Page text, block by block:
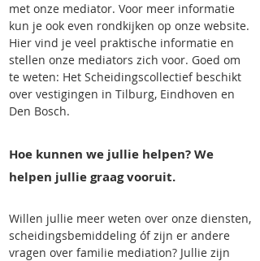
met onze mediator. Voor meer informatie
kun je ook even rondkijken op onze website.
Hier vind je veel praktische informatie en
stellen onze mediators zich voor. Goed om
te weten: Het Scheidingscollectief beschikt
over vestigingen in Tilburg, Eindhoven en
Den Bosch.
Hoe kunnen we jullie helpen? We
helpen jullie graag vooruit.
Willen jullie meer weten over onze diensten,
scheidingsbemiddeling óf zijn er andere
vragen over familie mediation? Jullie zijn